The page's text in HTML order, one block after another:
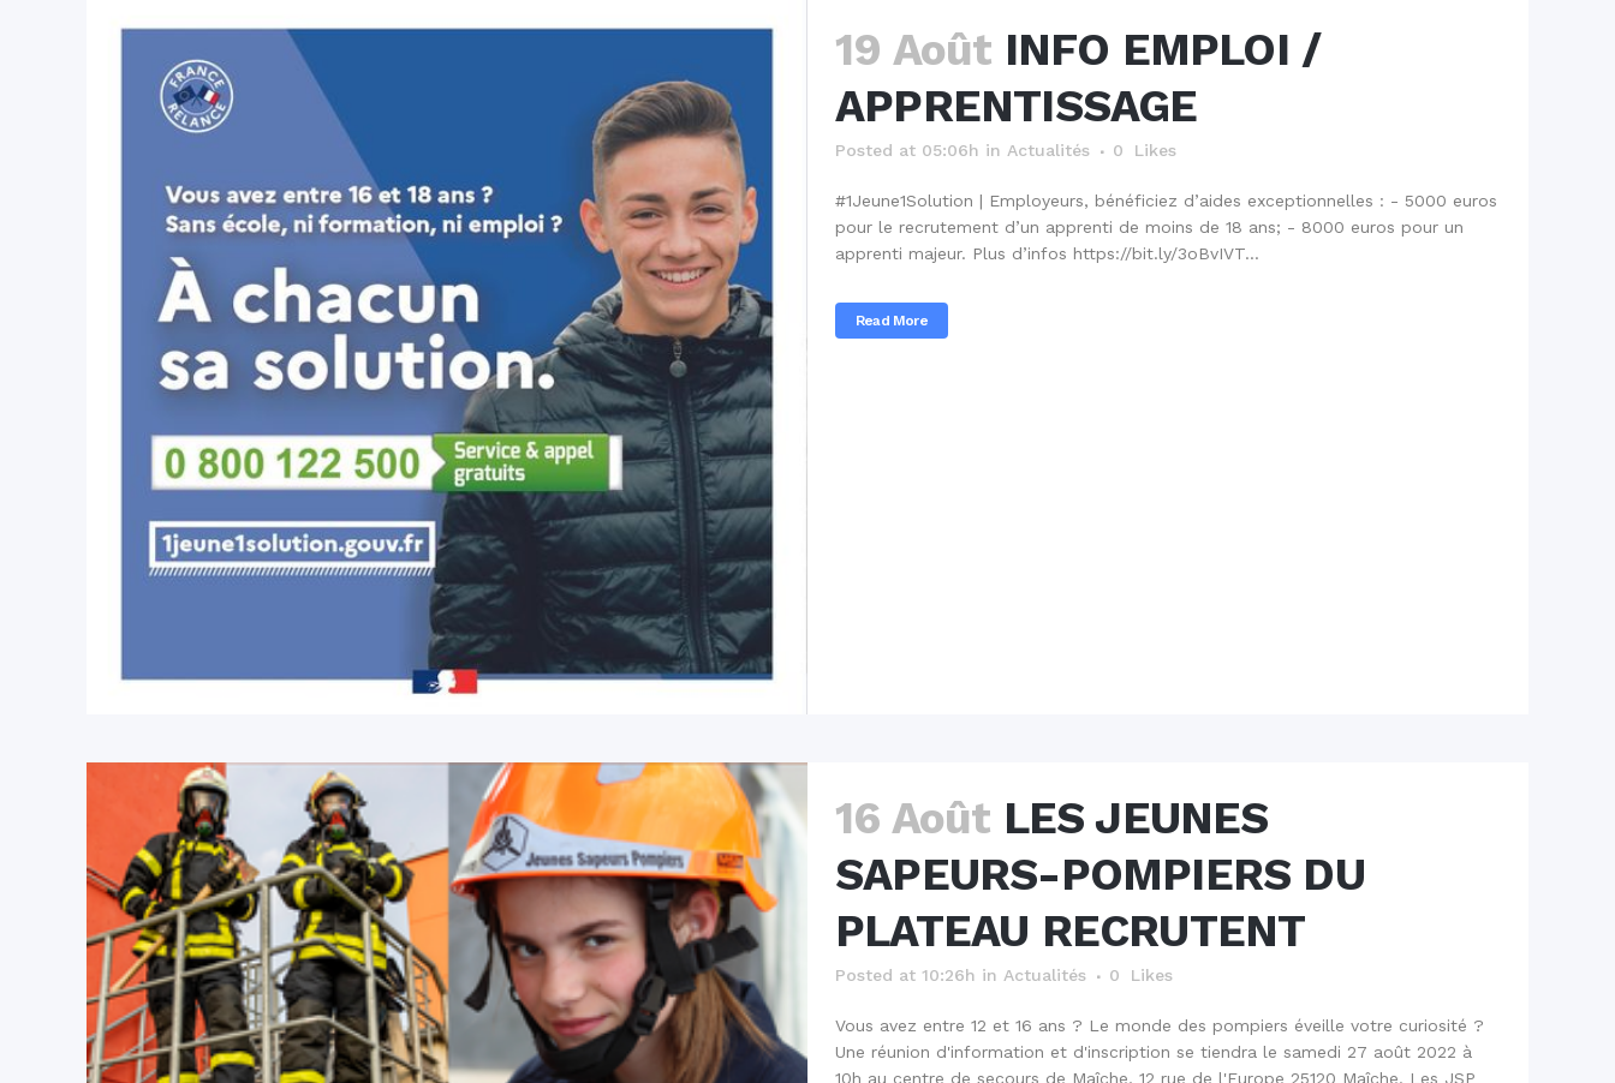
19 Août INFO EMPLOI /
APPRENTISSAGE
Posted at 05:06h in Actualités 0 Likes
#1Jeune1Solution | Employeurs, bénéficiez d’aides exceptionnelles : - 5000 euros
pour le recrutement d’un apprenti de moins de 18 ans; - 8000 euros pour un
apprenti majeur. Plus d’infos https://bit.ly/3oBvIVT...
Read More
16 Août LES JEUNES
SAPEURS-POMPIERS DU
PLATEAU RECRUTENT
Posted at 10:26h in Actualités 0 Likes
Vous avez entre 12 et 16 ans ? Le monde des pompiers éveille votre curiosité ?
Une réunion d'information et d'inscription se tiendra le samedi 27 août 2022 à
10h au centre de secours de Maîche, 12 rue de l'Europe 25120 Maîche. Les JSP